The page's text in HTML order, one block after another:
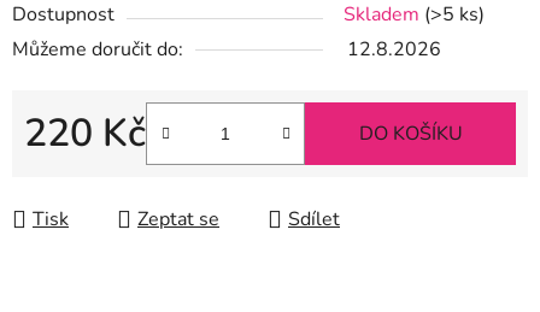
Dostupnost Skladem (>5 ks)
Můžeme doručit do:
12.8.2026
220 Kč DO KOŠÍKU
Tisk Zeptat se Sdílet